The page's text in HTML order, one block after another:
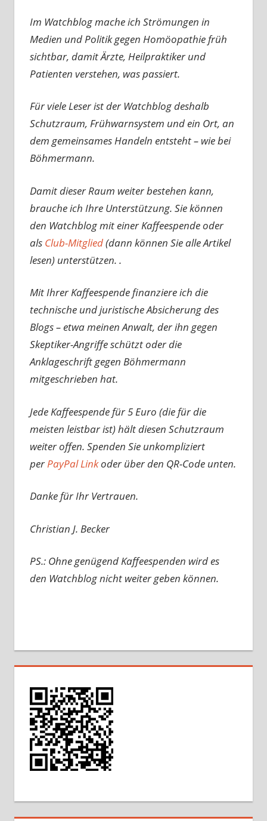
Im Watchblog mache ich Strömungen in
Medien und Politik gegen Homöopathie früh
sichtbar, damit Ärzte, Heilpraktiker und
Patienten verstehen, was passiert.
Für viele Leser ist der Watchblog deshalb
Schutzraum, Frühwarnsystem und ein Ort, an
dem gemeinsames Handeln entsteht – wie bei
Böhmermann.
Damit dieser Raum weiter bestehen kann,
brauche ich Ihre Unterstützung. Sie können
den Watchblog mit einer Kaffeespende oder
als Club-Mitglied(dann können Sie alle Artikel
lesen) unterstützen. .
Mit Ihrer Kaffeespende finanziere ich die
technische und juristische Absicherung des
Blogs – etwa meinen Anwalt, der ihn gegen
Skeptiker-Angriffe schützt oder die
Anklageschrift gegen Böhmermann
mitgeschrieben hat.
Jede Kaffeespende für 5 Euro (die für die
meisten leistbar ist) hält diesen Schutzraum
weiter offen. Spenden Sie unkompliziert
perPayPal Linkoder über den QR-Code unten.
Danke für Ihr Vertrauen.
Christian J. Becker
PS.: Ohne genügend Kaffeespenden wird es
den Watchblog nicht weiter geben können.